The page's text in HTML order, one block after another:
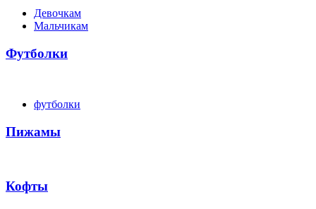
Девочкам
Мальчикам
Футболки
футболки
Пижамы
Кофты